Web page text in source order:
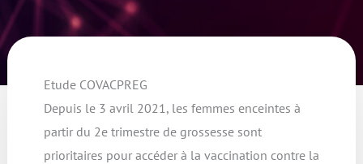
Etude COVACPREG
Depuis le 3 avril 2021, les femmes enceintes à
partir du 2e trimestre de grossesse sont
prioritaires pour accéder à la vaccination contre la